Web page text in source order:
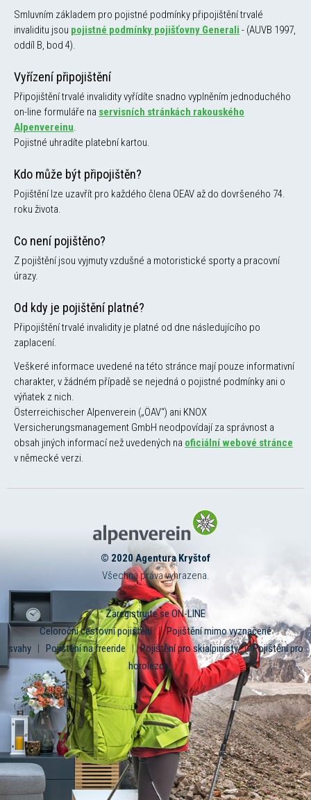
Smluvním základem pro pojistné podmínky připojištění trvalé
invaliditu jsou pojistné podmínky pojišťovny Generali - (AUVB 1997,
oddíl B, bod 4).
Vyřízení připojištění
Připojištění trvalé invalidity vyřídíte snadno vyplněním jednoduchého
on-line formuláře na servisních stránkách rakouského
Alpenvereinu.
Pojistné uhradíte platební kartou.
Kdo může být připojištěn?
Pojištění lze uzavřít pro každého člena OEAV až do dovršeného 74.
roku života.
Co není pojištěno?
Z pojištění jsou vyjmuty vzdušné a motoristické sporty a pracovní
úrazy.
Od kdy je pojištění platné?
Připojištění trvalé invalidity je platné od dne následujícího po
zaplacení.
Veškeré informace uvedené na této stránce mají pouze informativní
charakter, v žádném případě se nejedná o pojistné podmínky ani o
výňatek z nich.
Österreichischer Alpenverein („ÖAV“) ani KNOX
Versicherungsmanagement GmbH neodpovídají za správnost a
obsah jiných informací než uvedených na oficiální webové stránce
v německé verzi.
© 2020 Agentura Kryštof
Všechna práva vyhrazena.
Zaregistrujte se ON-LINE
Celoroční cestovní pojištění|Pojištění mimo vyznačené
svahy| Pojištění na freeride |Pojištění pro skialpinisty|Pojištění pro
horolezce|